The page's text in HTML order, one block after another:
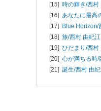
[15] 時の輝き/西村
[16] あなたに最高
[17] Blue Horizon/
[18] 旅/西村 由紀江
[19] ひだまり/西村
[20] 心が満ちる時/
[21] 誕生/西村 由